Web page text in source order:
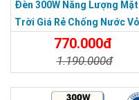
Đèn 300W Năng Lượng Mặt
Trời Giá Rẻ Chống Nước Vỏ
Nhôm Đúc770.000đ
1.190.000đ